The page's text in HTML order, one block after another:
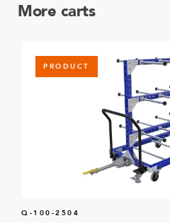
More carts
PRODUCT
Q-100-2504